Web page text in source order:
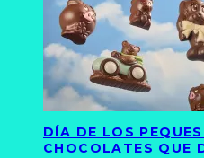
DÍA DE LOS
CHOCOLATES QUE